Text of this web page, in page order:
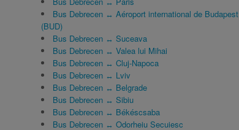
Bus Debrecen ↔ Aéroport international de Budapest
(BUD)
Bus Debrecen ↔ Suceava
Bus Debrecen ↔ Valea lui Mihai
Bus Debrecen ↔ Cluj-Napoca
Bus Debrecen ↔ Lviv
Bus Debrecen ↔ Belgrade
Bus Debrecen ↔ Sibiu
Bus Debrecen ↔ Békéscsaba
Bus Debrecen ↔ Odorheiu Secuiesc